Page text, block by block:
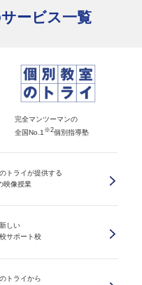
ービス一覧
完全マンツーマンの
全国No.1 ※2個別指導塾
トライが提供する
映像授業
しい
サポート校
トライから